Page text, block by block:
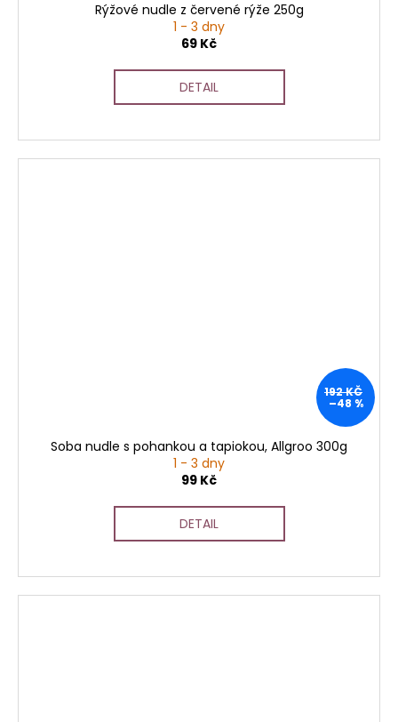
Rýžové nudle z červené rýže 250g
1 - 3 dny
69 Kč
DETAIL
192 KČ
–48 %
Soba nudle s pohankou a tapiokou, Allgroo 300g
1 - 3 dny
99 Kč
DETAIL